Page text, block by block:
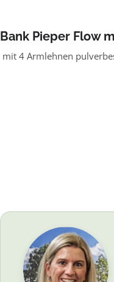
Bank Pieper Flow
Rollatorstellplatz
mit 4 Armlehnen